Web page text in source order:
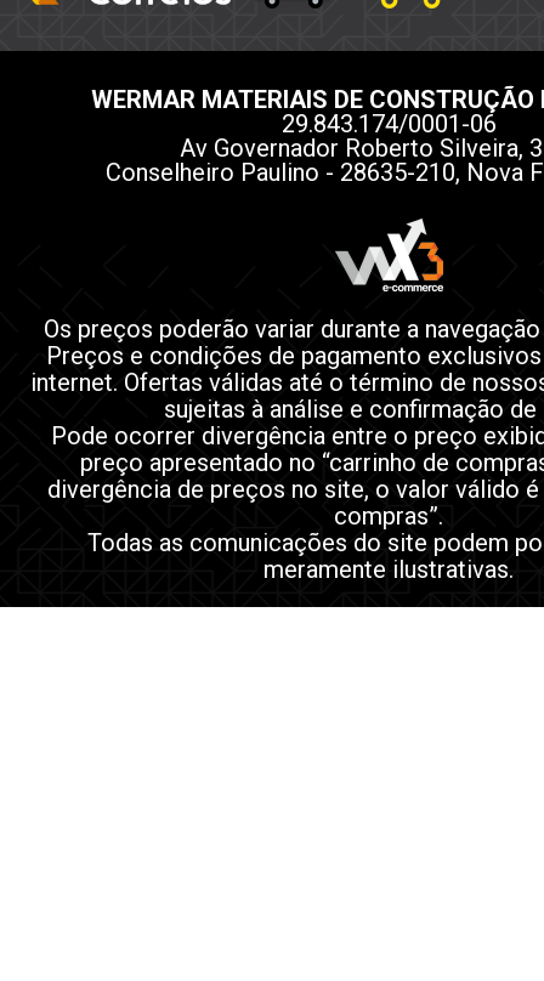
WERMAR MATERIAIS DE CONSTRUÇÃO
29.843.174/0001-06
Av Governador Roberto Silveira,
Conselheiro Paulino - 28635-210, Nova
Os preços poderão variar durante a
Preços e condições de pagamento
internet. Ofertas válidas até o término de
sujeitas à análise e confirmação de
Pode ocorrer divergência entre o preço
preço apresentado no “carrinho de
divergência de preços no site, o valor válido é
compras”.
Todas as comunicações do site podem
meramente ilustrativas.